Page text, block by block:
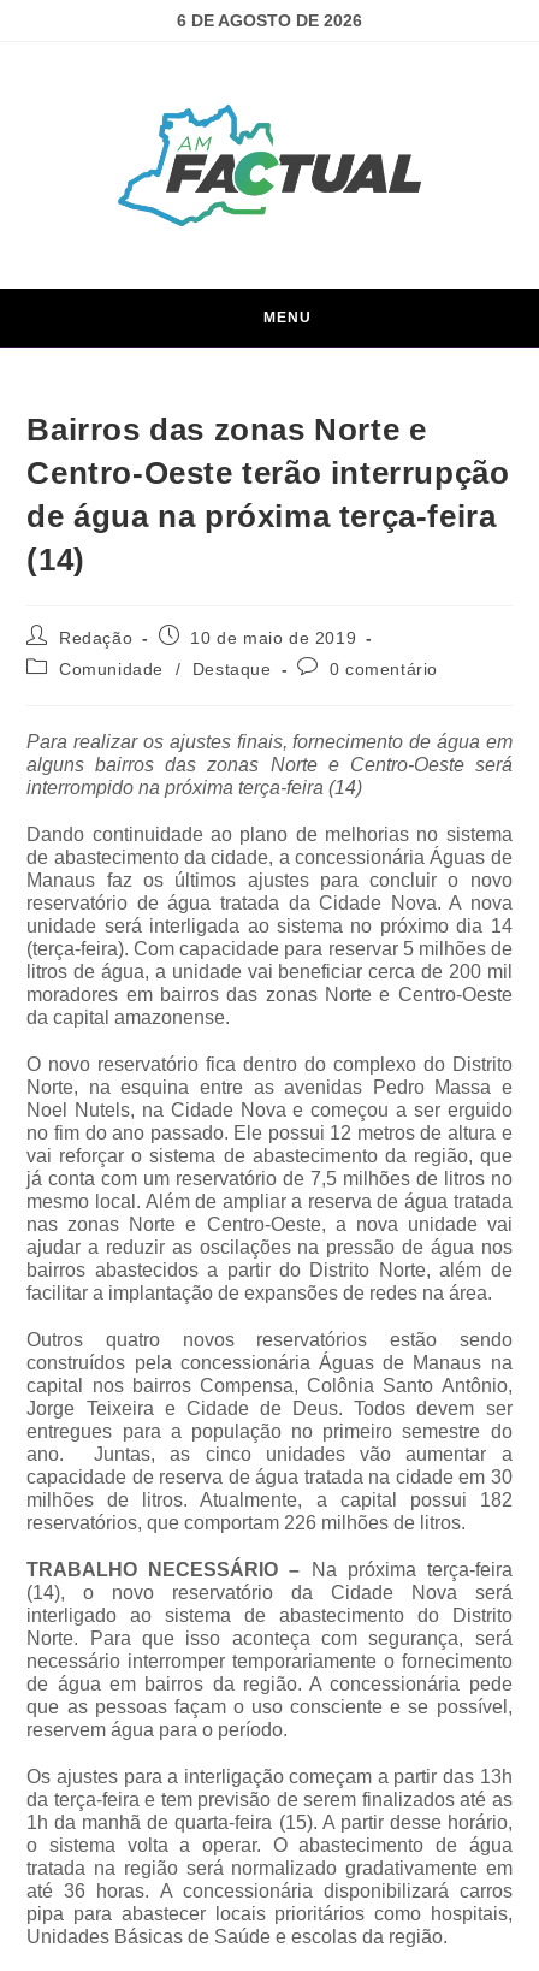
6 DE AGOSTO DE 2026
MENU
Bairros das zonas Norte e
Centro-Oeste terão interrupção
de água na próxima terça-feira
(14)
Redação
10 de maio de 2019
Comunidade
/ Destaque 0 comentário
Para realizar os ajustes finais, fornecimento de água em
alguns bairros das zonas Norte e Centro-Oeste será
interrompido na próxima terça-feira (14)
Dando continuidade ao plano de melhorias no sistema
de abastecimento da cidade, a concessionária Águas de
Manaus faz os últimos ajustes para concluir o novo
reservatório de água tratada da Cidade Nova. A nova
unidade será interligada ao sistema no próximo dia 14
(terça-feira). Com capacidade para reservar 5 milhões de
litros de água, a unidade vai beneficiar cerca de 200 mil
moradores em bairros das zonas Norte e Centro-Oeste
da capital amazonense.
O novo reservatório fica dentro do complexo do Distrito
Norte, na esquina entre as avenidas Pedro Massa e
Noel Nutels, na Cidade Nova e começou a ser erguido
no fim do ano passado. Ele possui 12 metros de altura e
vai reforçar o sistema de abastecimento da região, que
já conta com um reservatório de 7,5 milhões de litros no
mesmo local. Além de ampliar a reserva de água tratada
nas zonas Norte e Centro-Oeste, a nova unidade vai
ajudar a reduzir as oscilações na pressão de água nos
bairros abastecidos a partir do Distrito Norte, além de
facilitar a implantação de expansões de redes na área.
Outros quatro novos reservatórios estão sendo
construídos pela concessionária Águas de Manaus na
capital nos bairros Compensa, Colônia Santo Antônio,
Jorge Teixeira e Cidade de Deus. Todos devem ser
entregues para a população no primeiro semestre do
ano. Juntas, as cinco unidades vão aumentar a
capacidade de reserva de água tratada na cidade em 30
milhões de litros. Atualmente, a capital possui 182
reservatórios, que comportam 226 milhões de litros.
TRABALHO NECESSÁRIO –
Na próxima terça-feira
(14), o novo reservatório da Cidade Nova será
interligado ao sistema de abastecimento do Distrito
Norte. Para que isso aconteça com segurança, será
necessário interromper temporariamente o fornecimento
de água em bairros da região. A concessionária pede
que as pessoas façam o uso consciente e se possível,
reservem água para o período.
Os ajustes para a interligação começam a partir das 13h
da terça-feira e tem previsão de serem finalizados até as
1h da manhã de quarta-feira (15). A partir desse horário,
o sistema volta a operar. O abastecimento de água
tratada na região será normalizado gradativamente em
até 36 horas. A concessionária disponibilizará carros
pipa para abastecer locais prioritários como hospitais,
Unidades Básicas de Saúde e escolas da região.